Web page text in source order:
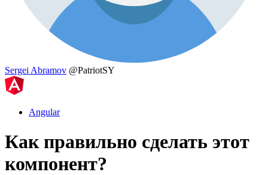
Sergei Abramov @PatriotSY
Angular
Как правильно сделать этот
компонент?